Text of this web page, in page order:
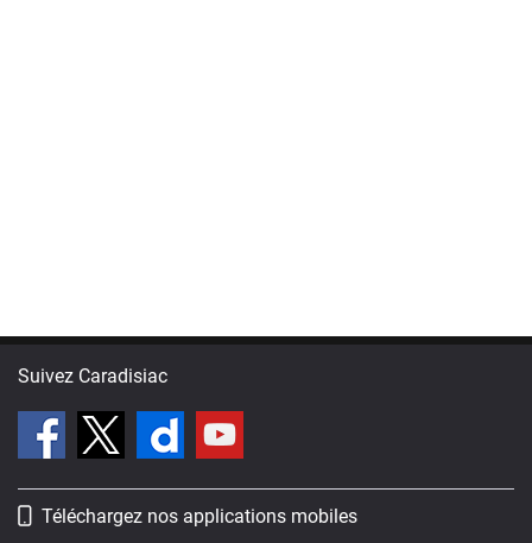
Suivez Caradisiac
Téléchargez nos applications mobiles